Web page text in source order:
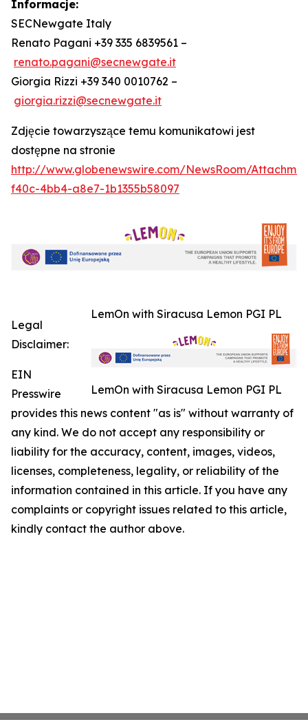
Informacje:
SECNewgate Italy
Renato Pagani +39 335 6839561 –
renato.pagani@secnewgate.it
Giorgia Rizzi +39 340 0010762 –
giorgia.rizzi@secnewgate.it
Zdjęcie towarzyszące temu komunikatowi jest
dostępne na stronie
http://www.globenewswire.com/NewsRoom/
f40c-4bb4-a8e7-1b1355b58097
LemOn with Siracusa Lemon PGI PL
LemOn with Siracusa Lemon PGI PL
Legal
Disclaimer:
EIN
Presswire
provides this news content "as is" without warranty of
any kind. We do not accept any responsibility or
liability for the accuracy, content, images, videos,
licenses, completeness, legality, or reliability of the
information contained in this article. If you have any
complaints or copyright issues related to this article,
kindly contact the author above.